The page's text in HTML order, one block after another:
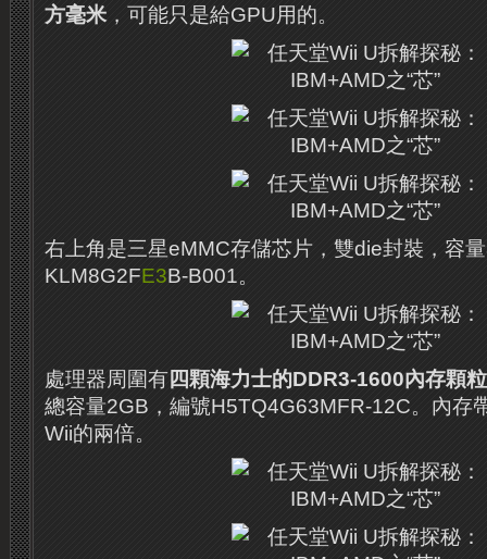
方毫米，可能只是給GPU用的。
右上角是三星eMMC存儲芯片，雙die封裝，容
KLM8G2FE3B-B001。
處理器周圍有四顆海力士的DDR3-1600內存顆
總容量2GB，編號H5TQ4G63MFR-12C。 內存
Wii的兩倍。